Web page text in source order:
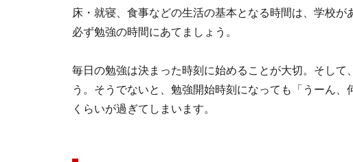
床・就寝、食事などの生活の基本となる時間は、学校
必ず勉強の時間にあてましょう。
毎日の勉強は決まった時刻に始めることが大切。そして
う。そうでないと、勉強開始時刻になっても「うーん
くらいが過ぎてしまいます。